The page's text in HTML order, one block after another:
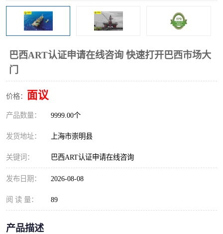
巴西ART认证申请在线咨询 快速打开巴西市场大
门
价格： 面议
产品数量： 9999.00个
发货地址： 上海市崇明县
关键词： 巴西ART认证申请在线咨询
发布日期： 2026-08-08
阅 读 量： 89
产品描述